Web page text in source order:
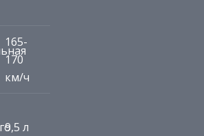
165-
170
км/ч
9,5 л